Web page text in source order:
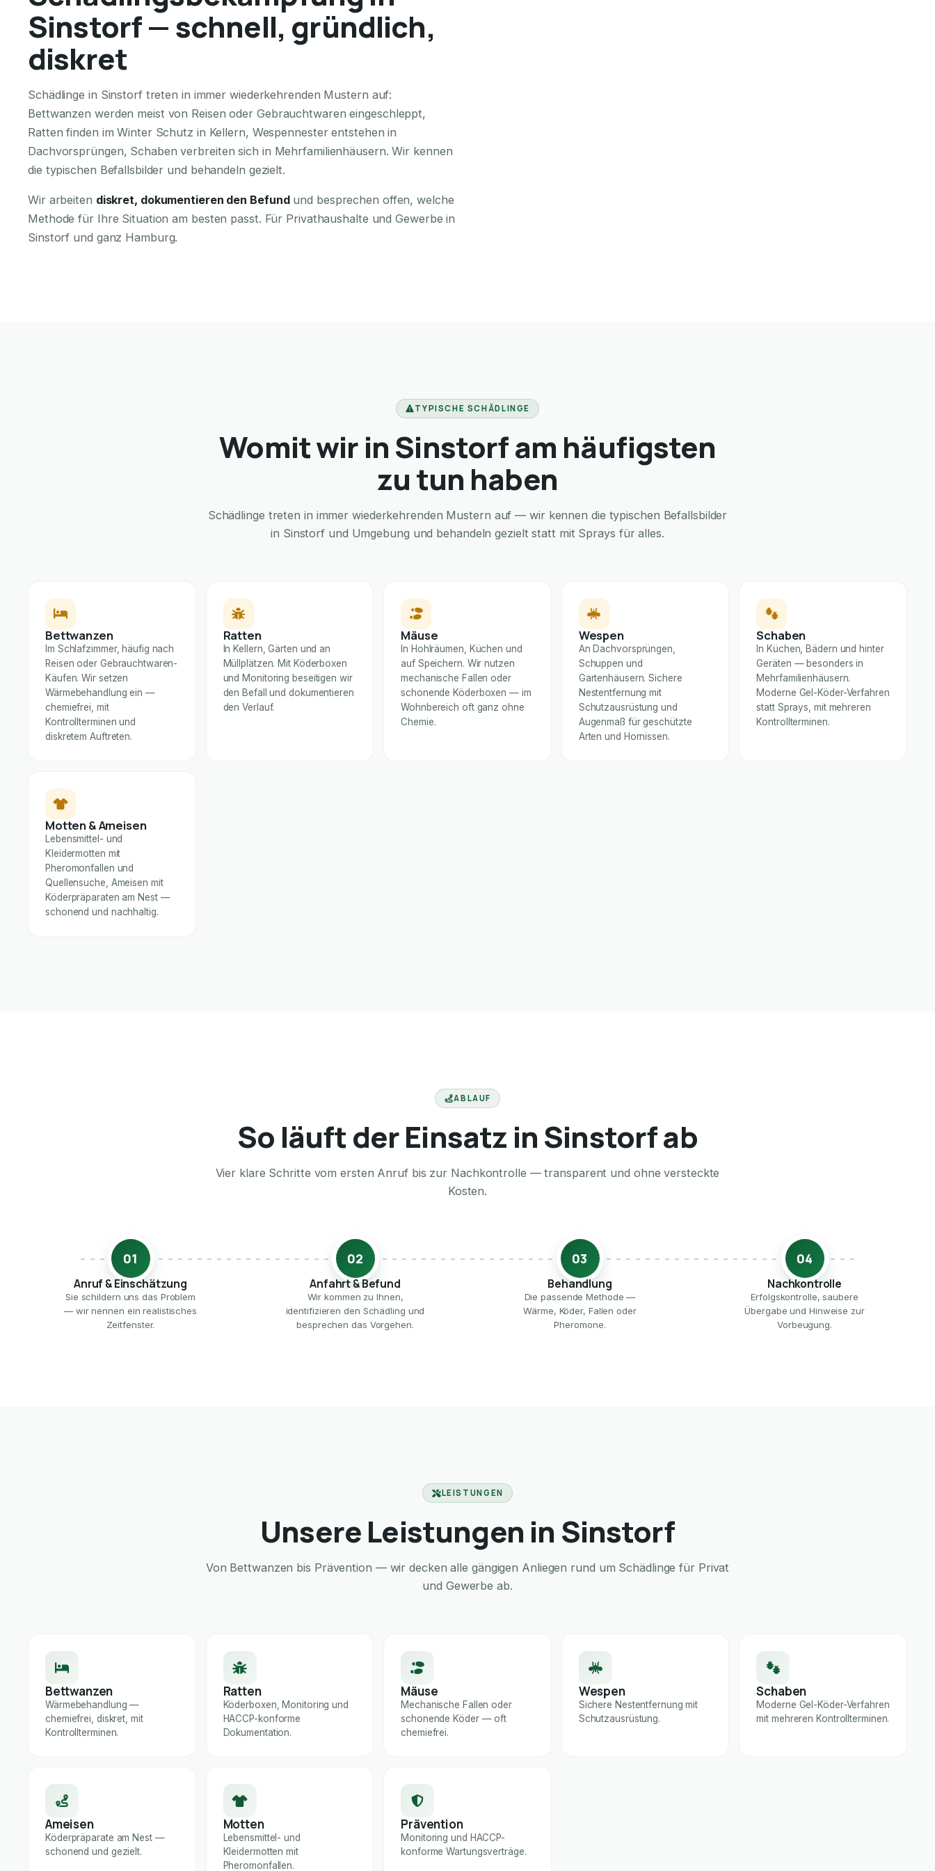
Sinstorf — schnell, gründlich,
diskret
Schädlinge in Sinstorf treten in immer wiederkehrenden Mustern auf:
Bettwanzen werden meist von Reisen oder Gebrauchtwaren eingeschleppt,
Ratten finden im Winter Schutz in Kellern, Wespennester entstehen in
Dachvorsprüngen, Schaben verbreiten sich in Mehrfamilienhäusern. Wir kennen
die typischen Befallsbilder und behandeln gezielt.
Wir arbeiten diskret, dokumentieren den Befundund besprechen offen, welche
Methode für Ihre Situation am besten passt. Für Privathaushalte und Gewerbe in
Sinstorf und ganz Hamburg.
TYPISCHE SCHÄDLINGE
Womit wir in Sinstorf am häufigsten
zu tun haben
Schädlinge treten in immer wiederkehrenden Mustern auf — wir kennen die typischen Befallsbilder
in Sinstorf und Umgebung und behandeln gezielt statt mit Sprays für alles.
Bettwanzen
Im Schlafzimmer, häufig nach
Reisen oder Gebrauchtwaren-
Käufen. Wir setzen
Wärmebehandlung ein —
chemiefrei, mit
Kontrollterminen und
diskretem Auftreten.
Ratten
In Kellern, Gärten und an
Müllplätzen. Mit Köderboxen
und Monitoring beseitigen wir
den Befall und dokumentieren
den Verlauf.
Mäuse
In Hohlräumen, Küchen und
auf Speichern. Wir nutzen
mechanische Fallen oder
schonende Köderboxen — im
Wohnbereich oft ganz ohne
Chemie.
Wespen
An Dachvorsprüngen,
Schuppen und
Gartenhäusern. Sichere
Nestentfernung mit
Schutzausrüstung und
Augenmaß für geschützte
Arten und Hornissen.
Schaben
In Küchen, Bädern und hinter
Geräten — besonders in
Mehrfamilienhäusern.
Moderne Gel-Köder-Verfahren
statt Sprays, mit mehreren
Kontrollterminen.
Motten & Ameisen
Lebensmittel- und
Kleidermotten mit
Pheromonfallen und
Quellensuche, Ameisen mit
Köderpräparaten am Nest —
schonend und nachhaltig.
ABLAUF
So läuft der Einsatz in Sinstorf ab
Vier klare Schritte vom ersten Anruf bis zur Nachkontrolle — transparent und ohne versteckte
Kosten.
01
Anruf & Einschätzung
Sie schildern uns das Problem
— wir nennen ein realistisches
Zeitfenster.
02
Anfahrt & Befund
Wir kommen zu Ihnen,
identifizieren den Schädling und
besprechen das Vorgehen.
03
Behandlung
Die passende Methode —
Wärme, Köder, Fallen oder
Pheromone.
04
Nachkontrolle
Erfolgskontrolle, saubere
Übergabe und Hinweise zur
Vorbeugung.
LEISTUNGEN
Unsere Leistungen in Sinstorf
Von Bettwanzen bis Prävention — wir decken alle gängigen Anliegen rund um Schädlinge für Privat
und Gewerbe ab.
Bettwanzen
Wärmebehandlung —
chemiefrei, diskret, mit
Kontrollterminen.
Ratten
Köderboxen, Monitoring und
HACCP-konforme
Dokumentation.
Mäuse
Mechanische Fallen oder
schonende Köder — oft
chemiefrei.
Wespen
Sichere Nestentfernung mit
Schutzausrüstung.
Schaben
Moderne Gel-Köder-Verfahren
mit mehreren Kontrollterminen.
Ameisen
Köderpräparate am Nest —
schonend und gezielt.
Motten
Lebensmittel- und
Kleidermotten mit
Pheromonfallen.
Prävention
Monitoring und HACCP-
konforme Wartungsverträge.